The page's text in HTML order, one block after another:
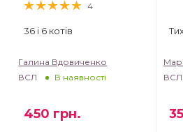
4
36 і 6 котів
Галина Вдовиченко
ВСЛ
В наявності
450 грн.
ВСЛ